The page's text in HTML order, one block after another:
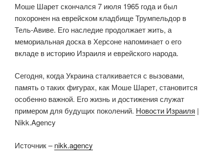
Моше Шарет скончался 7 июля 1965 года и был
похоронен на еврейском кладбище Трумпельдор в
Тель-Авиве. Его наследие продолжает жить, а
мемориальная доска в Херсоне напоминает о его
вкладе в историю Израиля и еврейского народа.
Сегодня, когда Украина сталкивается с вызовами,
память о таких фигурах, как Моше Шарет, становится
особенно важной. Его жизнь и достижения служат
примером для будущих поколений. Новости Израиля |
Nikk.Agency
Источник –nikk.agency